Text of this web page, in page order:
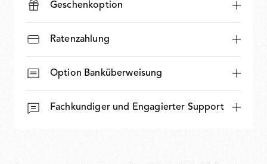
Geschenkoption
Ratenzahlung
Option Banküberweisung
Fachkundiger und Engagierter Support